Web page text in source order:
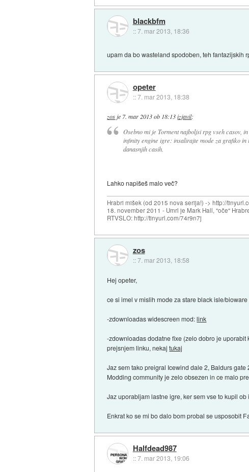
blackbfm
::7. mar 2013, 18:36
upam da bo wasteland spodoben, teh fantazijskih
opeter
::7. mar 2013, 18:38
zos je 7. mar 2013 ob 18:13 izjavil:
Osebno mi je Torment najboljsi rpg vseh casov,
infinity engine igre: insalirajte mode za grafiko in
danasnjih casih.
Lahko napišeš malo več?
Hrabri mišek (od 2015 nova serija!) -> http://
18. november 2011 - Umrl je Mark Hall, "oče"
RTVSLO: http://tinyurl.com/74r9n7j
zos
::7. mar 2013, 18:58
Hej opeter,
ce si imel v mislih mode za stare black isle/
-zdownloadas widescreen mod:link
-zdownloadas dodatne fixe (zelo dobro je
prejsnjem linku, nekajtukaj
Jaz sem tako preigral Icewind dale 2, Baldurs
Modding community je zelo obsezen in ce malo
Jaz uporabljam lastne igre, ker sem vse to kupil
Enkrat ko se mi bo dalo bom probal se usposobit
Halfdead987
::7. mar 2013, 19:06